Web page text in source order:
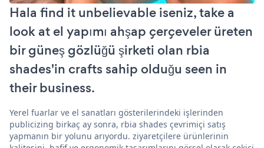
Hala find it unbelievable iseniz, take a
look at el yapımı ahşap çerçeveler üreten
bir güneş gözlüğü şirketi olan rbia
shades'in crafts sahip olduğu seen in
their business.
Yerel fuarlar ve el sanatları gösterilerindeki işlerinden
publicizing birkaç ay sonra, rbia shades çevrimiçi satış
yapmanın bir yolunu arıyordu. ziyaretçilere ürünlerinin